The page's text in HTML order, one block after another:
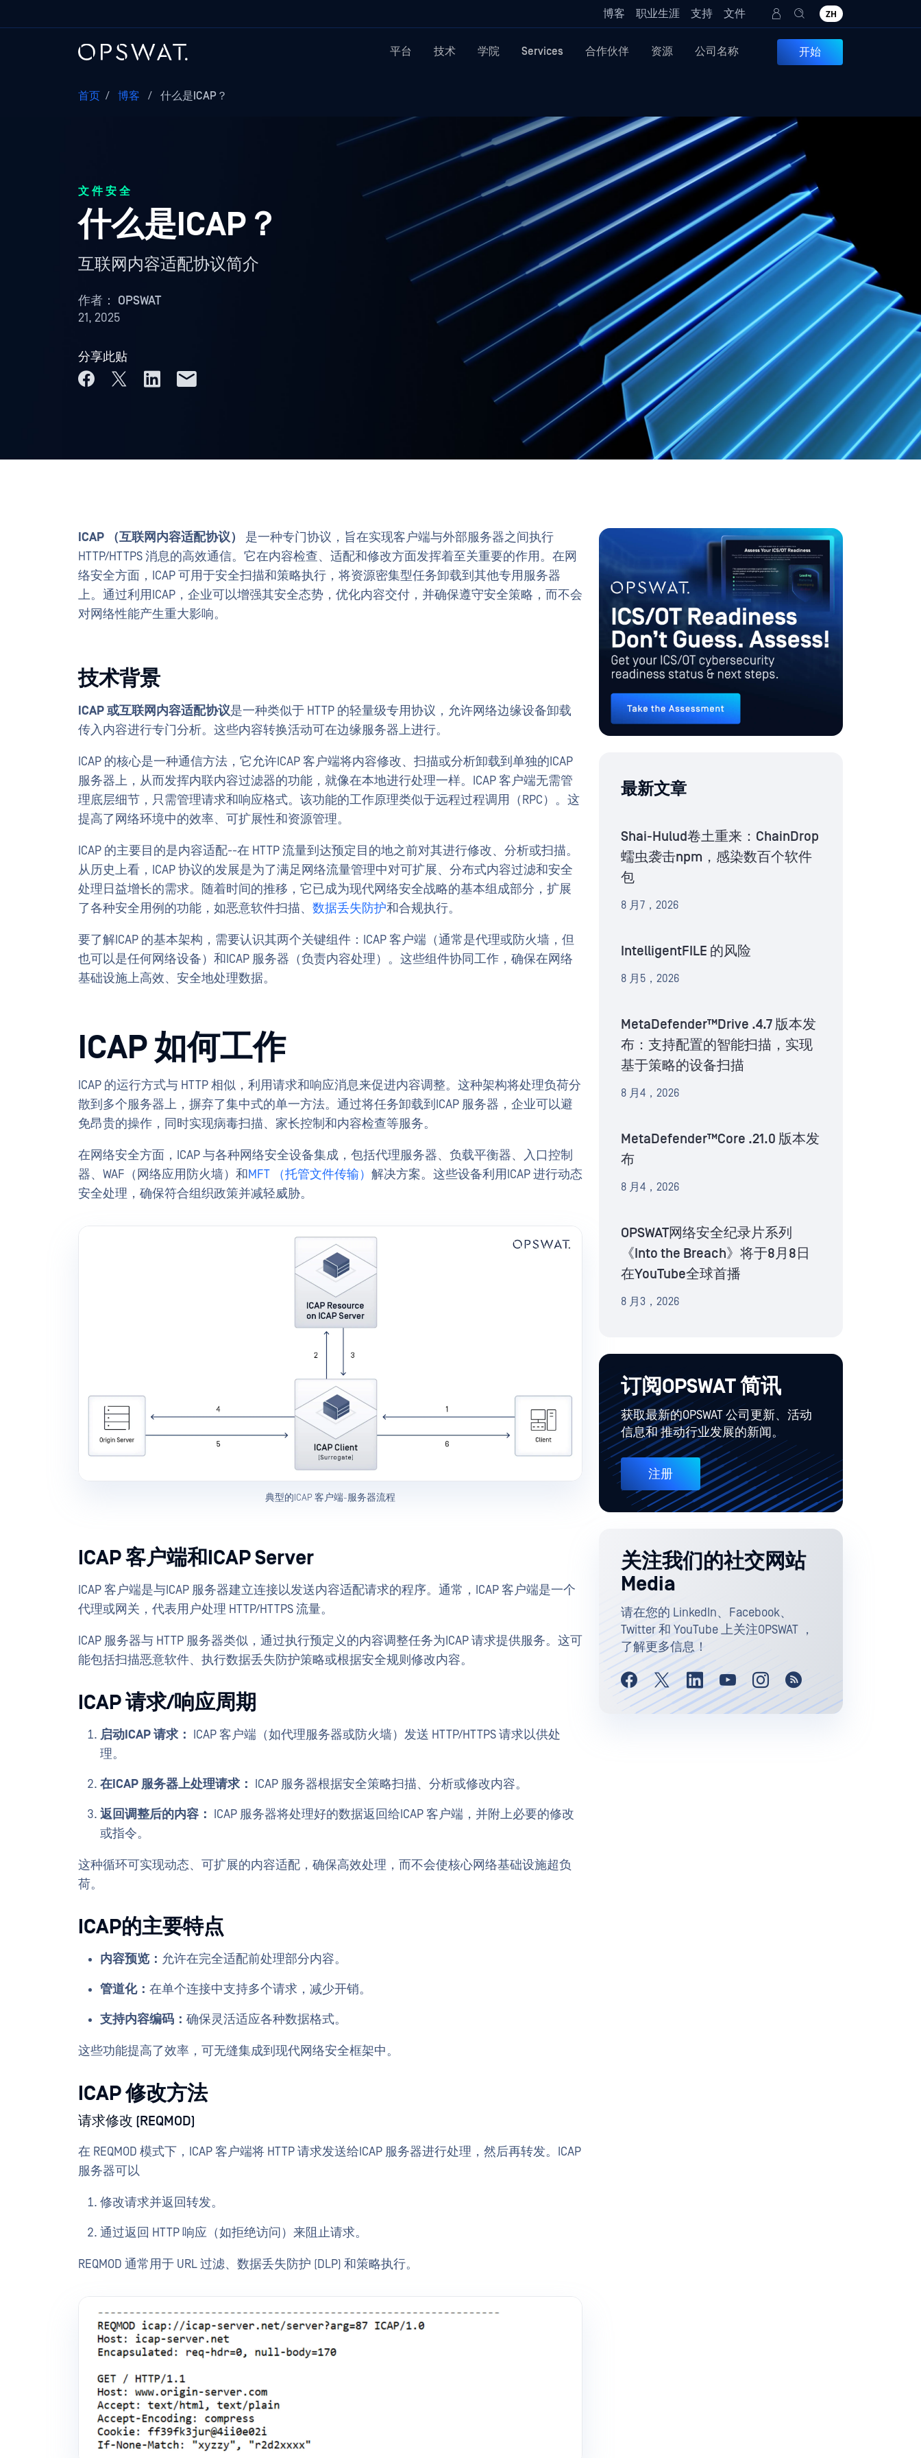
博客 职业生涯 支持 文件 ZH
平台 技术 学院 Services 合作伙伴 资源 公司名称 开始
首页 / 博客 / 什么是ICAP？
文件安全
什么是ICAP？
互联网内容适配协议简介
作者： OPSWAT
21, 2025
分享此贴
ICAP （互联网内容适配协议） 是一种专门协议，旨在实现客户端与外部服务器之间执行
HTTP/HTTPS 消息的高效通信。它在内容检查、适配和修改方面发挥着至关重要的作用。在网
络安全方面，ICAP 可用于安全扫描和策略执行，将资源密集型任务卸载到其他专用服务器
上。通过利用ICAP，企业可以增强其安全态势，优化内容交付，并确保遵守安全策略，而不会
对网络性能产生重大影响。
技术背景
ICAP 或互联网内容适配协议是一种类似于 HTTP 的轻量级专用协议，允许网络边缘设备卸载
传入内容进行专门分析。这些内容转换活动可在边缘服务器上进行。
ICAP 的核心是一种通信方法，它允许ICAP 客户端将内容修改、扫描或分析卸载到单独的ICAP
服务器上，从而发挥内联内容过滤器的功能，就像在本地进行处理一样。ICAP 客户端无需管
理底层细节，只需管理请求和响应格式。该功能的工作原理类似于远程过程调用（RPC）。这
提高了网络环境中的效率、可扩展性和资源管理。
ICAP 的主要目的是内容适配--在 HTTP 流量到达预定目的地之前对其进行修改、分析或扫描。
从历史上看，ICAP 协议的发展是为了满足网络流量管理中对可扩展、分布式内容过滤和安全
处理日益增长的需求。随着时间的推移，它已成为现代网络安全战略的基本组成部分，扩展
了各种安全用例的功能，如恶意软件扫描、 数据丢失防护和合规执行。
要了解ICAP 的基本架构，需要认识其两个关键组件：ICAP 客户端（通常是代理或防火墙，但
也可以是任何网络设备）和ICAP 服务器（负责内容处理）。这些组件协同工作，确保在网络
基础设施上高效、安全地处理数据。
ICAP 如何工作
ICAP 的运行方式与 HTTP 相似，利用请求和响应消息来促进内容调整。这种架构将处理负荷分
散到多个服务器上，摒弃了集中式的单一方法。通过将任务卸载到ICAP 服务器，企业可以避
免昂贵的操作，同时实现病毒扫描、家长控制和内容检查等服务。
在网络安全方面，ICAP 与各种网络安全设备集成，包括代理服务器、负载平衡器、入口控制
器、WAF（网络应用防火墙）和MFT （托管文件传输） 解决方案。这些设备利用ICAP 进行动态
安全处理，确保符合组织政策并减轻威胁。
典型的ICAP 客户端-服务器流程
ICAP 客户端和ICAP Server
ICAP 客户端是与ICAP 服务器建立连接以发送内容适配请求的程序。通常，ICAP 客户端是一个
代理或网关，代表用户处理 HTTP/HTTPS 流量。
ICAP 服务器与 HTTP 服务器类似，通过执行预定义的内容调整任务为ICAP 请求提供服务。这可
能包括扫描恶意软件、执行数据丢失防护策略或根据安全规则修改内容。
ICAP 请求/响应周期
启动ICAP 请求： ICAP 客户端（如代理服务器或防火墙）发送 HTTP/HTTPS 请求以供处
理。
在ICAP 服务器上处理请求： ICAP 服务器根据安全策略扫描、分析或修改内容。
返回调整后的内容： ICAP 服务器将处理好的数据返回给ICAP 客户端，并附上必要的修改
或指令。
这种循环可实现动态、可扩展的内容适配，确保高效处理，而不会使核心网络基础设施超负
荷。
ICAP的主要特点
内容预览： 允许在完全适配前处理部分内容。
管道化： 在单个连接中支持多个请求，减少开销。
支持内容编码： 确保灵活适应各种数据格式。
这些功能提高了效率，可无缝集成到现代网络安全框架中。
ICAP 修改方法
请求修改 (REQMOD)
在 REQMOD 模式下，ICAP 客户端将 HTTP 请求发送给ICAP 服务器进行处理，然后再转发。ICAP
服务器可以
修改请求并返回转发。
通过返回 HTTP 响应（如拒绝访问）来阻止请求。
REQMOD 通常用于 URL 过滤、数据丢失防护 (DLP) 和策略执行。
最新文章
Shai-Hulud卷土重来：ChainDrop
蠕虫袭击npm，感染数百个软件
包
8 月7，2026
IntelligentFILE 的风险
8 月5，2026
MetaDefender™Drive .4.7 版本发
布：支持配置的智能扫描，实现
基于策略的设备扫描
8 月4，2026
MetaDefender™Core .21.0 版本发
布
8 月4，2026
OPSWAT网络安全纪录片系列
《Into the Breach》将于8月8日
在YouTube全球首播
8 月3，2026
订阅OPSWAT 简讯
获取最新的OPSWAT 公司更新、活动
信息和 推动行业发展的新闻。
注册
关注我们的社交网站
Media
请在您的 LinkedIn、Facebook、
Twitter 和 YouTube 上关注OPSWAT ，
了解更多信息！